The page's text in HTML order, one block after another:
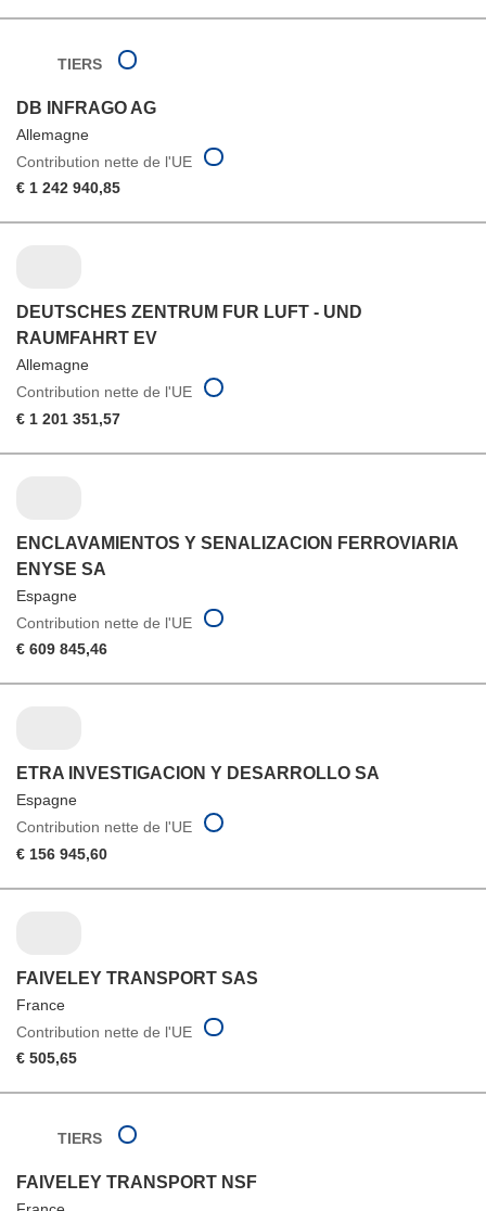
TIERS
DB INFRAGO AG
Allemagne
Contribution nette de l'UE
€ 1 242 940,85
DEUTSCHES ZENTRUM FUR LUFT - UND
RAUMFAHRT EV
Allemagne
Contribution nette de l'UE
€ 1 201 351,57
ENCLAVAMIENTOS Y SENALIZACION FERROVIARIA
ENYSE SA
Espagne
Contribution nette de l'UE
€ 609 845,46
ETRA INVESTIGACION Y DESARROLLO SA
Espagne
Contribution nette de l'UE
€ 156 945,60
FAIVELEY TRANSPORT SAS
France
Contribution nette de l'UE
€ 505,65
TIERS
FAIVELEY TRANSPORT NSF